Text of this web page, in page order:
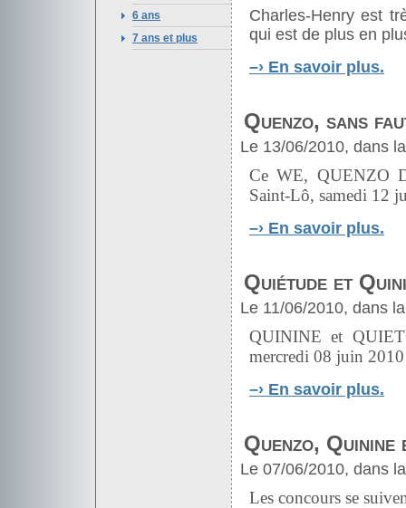
6 ans
7 ans et plus
Charles-Henry est
qui est de plus en
–› En savoir plus.
Quenzo, sans
Le 13/06/2010, dans
Ce WE, QUENZO
Saint-Lô, samedi 12
–› En savoir plus.
Quiétude et
Le 11/06/2010, dans
QUININE et
mercredi 08 juin 2010
–› En savoir plus.
Quenzo,
Le 07/06/2010, dans
Les concours se